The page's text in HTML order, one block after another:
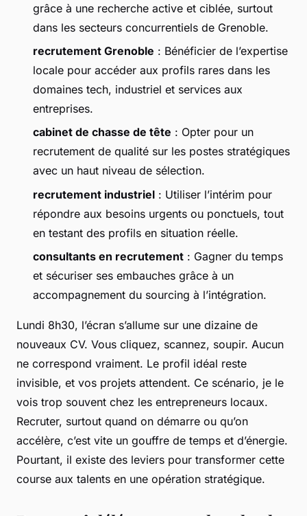
grâce à une recherche active et ciblée, surtout
dans les secteurs concurrentiels de Grenoble.
recrutement Grenoble : Bénéficier de l’expertise
locale pour accéder aux profils rares dans les
domaines tech, industriel et services aux
entreprises.
cabinet de chasse de tête : Opter pour un
recrutement de qualité sur les postes stratégiques
avec un haut niveau de sélection.
recrutement industriel : Utiliser l’intérim pour
répondre aux besoins urgents ou ponctuels, tout
en testant des profils en situation réelle.
consultants en recrutement : Gagner du temps
et sécuriser ses embauches grâce à un
accompagnement du sourcing à l’intégration.
Lundi 8h30, l’écran s’allume sur une dizaine de
nouveaux CV. Vous cliquez, scannez, soupir. Aucun
ne correspond vraiment. Le profil idéal reste
invisible, et vos projets attendent. Ce scénario, je le
vois trop souvent chez les entrepreneurs locaux.
Recruter, surtout quand on démarre ou qu’on
accélère, c’est vite un gouffre de temps et d’énergie.
Pourtant, il existe des leviers pour transformer cette
course aux talents en une opération stratégique.